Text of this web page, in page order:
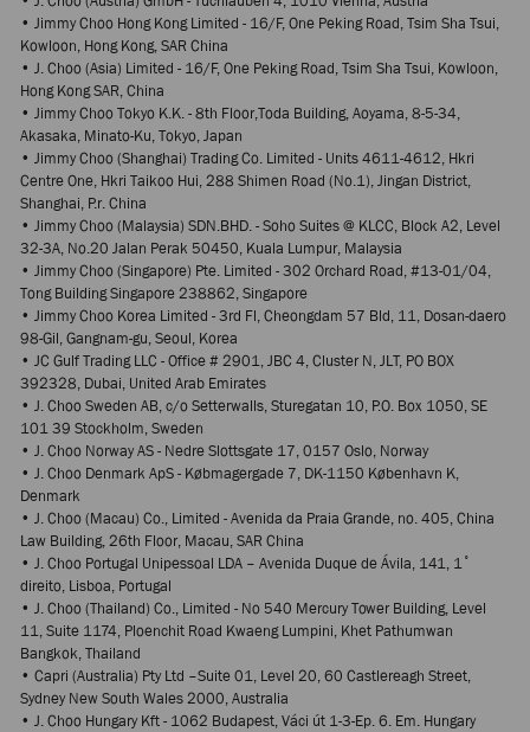
• Jimmy Choo Hong Kong Limited - 16/F, One Peking Road, Tsim Sha Tsui,
Kowloon, Hong Kong, SAR China
• J. Choo (Asia) Limited - 16/F, One Peking Road, Tsim Sha Tsui, Kowloon,
Hong Kong SAR, China
• Jimmy Choo Tokyo K.K. - 8th Floor,Toda Building, Aoyama, 8-5-34,
Akasaka, Minato-Ku, Tokyo, Japan
• Jimmy Choo (Shanghai) Trading Co. Limited - Units 4611-4612, Hkri
Centre One, Hkri Taikoo Hui, 288 Shimen Road (No.1), Jingan District,
Shanghai, P.r. China
• Jimmy Choo (Malaysia) SDN.BHD. - Soho Suites @ KLCC, Block A2, Level
32-3A, No.20 Jalan Perak 50450, Kuala Lumpur, Malaysia
• Jimmy Choo (Singapore) Pte. Limited - 302 Orchard Road, #13-01/04,
Tong Building Singapore 238862, Singapore
• Jimmy Choo Korea Limited - 3rd Fl, Cheongdam 57 Bld, 11, Dosan-daero
98-Gil, Gangnam-gu, Seoul, Korea
• JC Gulf Trading LLC - Office # 2901, JBC 4, Cluster N, JLT, PO BOX
392328, Dubai, United Arab Emirates
• J. Choo Sweden AB, c/o Setterwalls, Sturegatan 10, P.O. Box 1050, SE
101 39 Stockholm, Sweden
• J. Choo Norway AS - Nedre Slottsgate 17, 0157 Oslo, Norway
• J. Choo Denmark ApS - Købmagergade 7, DK-1150 København K,
Denmark
• J. Choo (Macau) Co., Limited - Avenida da Praia Grande, no. 405, China
Law Building, 26th Floor, Macau, SAR China
• J. Choo Portugal Unipessoal LDA – Avenida Duque de Ávila, 141, 1˚
direito, Lisboa, Portugal
• J. Choo (Thailand) Co., Limited - No 540 Mercury Tower Building, Level
11, Suite 1174, Ploenchit Road Kwaeng Lumpini, Khet Pathumwan
Bangkok, Thailand
• Capri (Australia) Pty Ltd –Suite 01, Level 20, 60 Castlereagh Street,
Sydney New South Wales 2000, Australia
• J. Choo Hungary Kft - 1062 Budapest, Váci út 1-3-Ep. 6. Em. Hungary